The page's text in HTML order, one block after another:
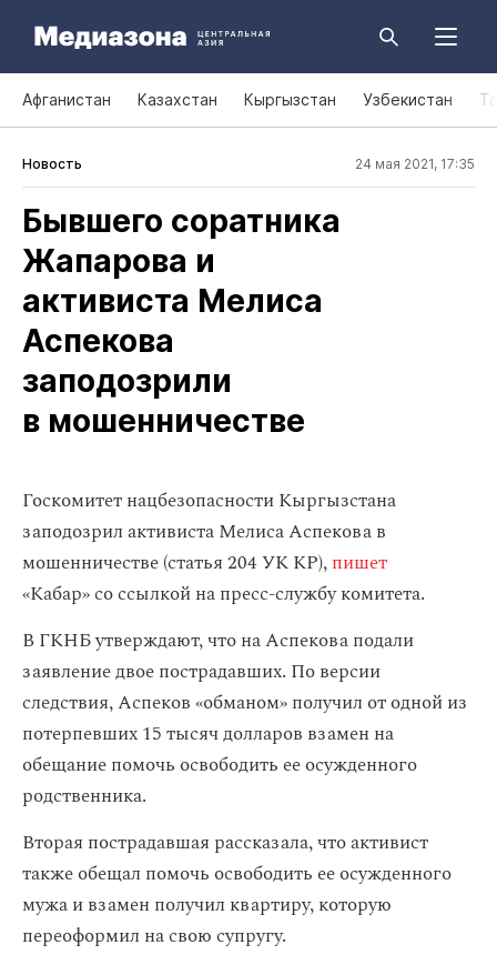
Афганистан Казахстан Кыргызстан Узбекистан
Новость 24 мая 2021, 17:35
Бывшего соратника
Жапарова и
активиста Мелиса
Аспекова
заподозрили
в мошенничестве
Госкомитет нацбезопасности Кыргызстана
заподозрил активиста Мелиса Аспекова в
мошенничестве (статья 204 УК КР),пишет
«Кабар» со ссылкой на пресс-службу комитета.
В ГКНБ утверждают, что на Аспекова подали
заявление двое пострадавших. По версии
следствия, Аспеков «обманом» получил от одной из
потерпевших 15 тысяч долларов взамен на
обещание помочь освободить ее осужденного
родственника.
Вторая пострадавшая рассказала, что активист
также обещал помочь освободить ее осужденного
мужа и взамен получил квартиру, которую
переоформил на свою супругу.